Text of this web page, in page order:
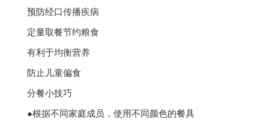
预防经口传播疾病
定量取餐节约粮食
有利于均衡营养
防止儿童偏食
分餐小技巧
●根据不同家庭成员，使用不同颜色的餐具